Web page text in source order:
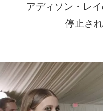
アディソン・レ
停止さ